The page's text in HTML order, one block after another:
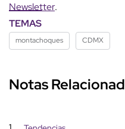
Newsletter.
TEMAS
montachoques CDMX
Notas